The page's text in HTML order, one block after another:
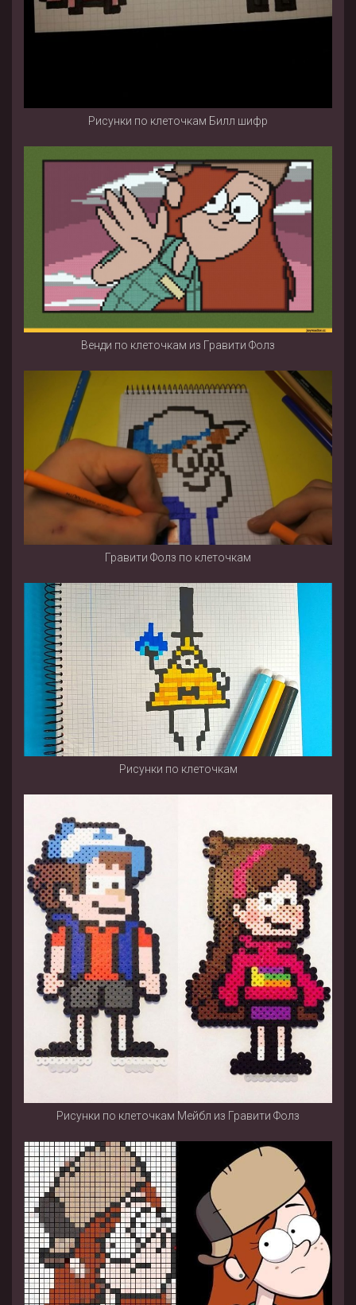
Рисунки по клеточкам Билл шифр
Венди по клеточкам из Гравити Фолз
Гравити Фолз по клеточкам
Рисунки по клеточкам
Рисунки по клеточкам Мейбл из Гравити Фолз